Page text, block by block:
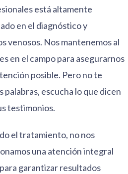
está altamente
en el diagnóstico y
venosos. Nos mantenemos al
en el campo para asegurarnos
posible. Pero no te
palabras, escucha lo que dicen
testimonios.
el tratamiento, no nos
una atención integral
garantizar resultados